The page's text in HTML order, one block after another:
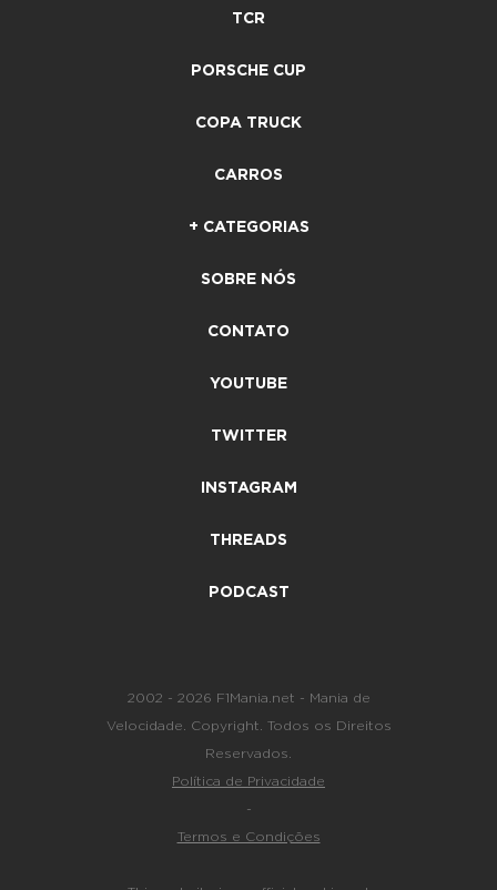
TCR
PORSCHE CUP
COPA TRUCK
CARROS
+ CATEGORIAS
SOBRE NÓS
CONTATO
YOUTUBE
TWITTER
INSTAGRAM
THREADS
PODCAST
2002 - 2026 F1Mania.net - Mania de
Velocidade. Copyright. Todos os Direitos
Reservados.
Política de Privacidade
-
Termos e Condições